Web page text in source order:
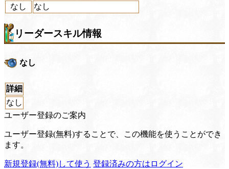
なし
なし
リーダースキル情報
なし
詳細
なし
ユーザー登録のご案内
ユーザー登録(無料)することで、この機能を使うことができ
ます。
新規登録(無料)して使う 登録済みの方はログイン